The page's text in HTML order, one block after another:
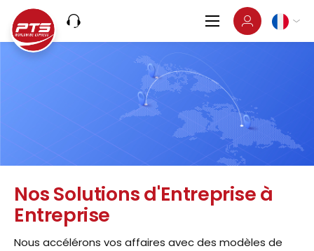
Nos Solutions d'Entreprise à
Entreprise
Nous accélérons vos affaires avec des modèles de